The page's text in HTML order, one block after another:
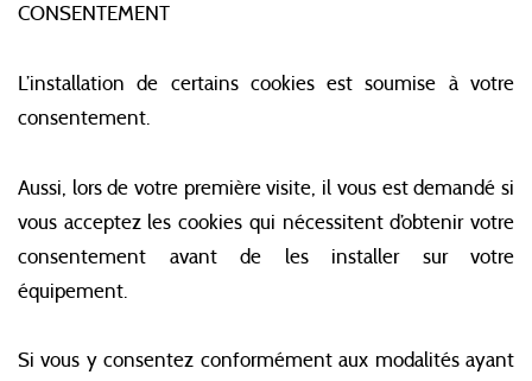
CONSENTEMENT
L’installation de certains cookies est soumise à votre
consentement.
Aussi, lors de votre première visite, il vous est demandé si
vous acceptez les cookies qui nécessitent d’obtenir votre
consentement avant de les installer sur votre
équipement.
Si vous y consentez conformément aux modalités ayant